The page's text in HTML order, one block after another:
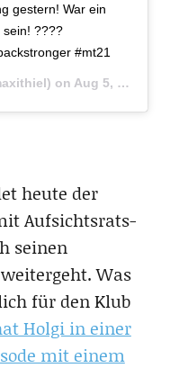
gestern! War ein
sein! ????
#mt21
on Aug 5, 2019 at 10:21am PDT
heute der
Aufsichtsrats-
seinen
Was
für den Klub
Holgi in einer
mit einem